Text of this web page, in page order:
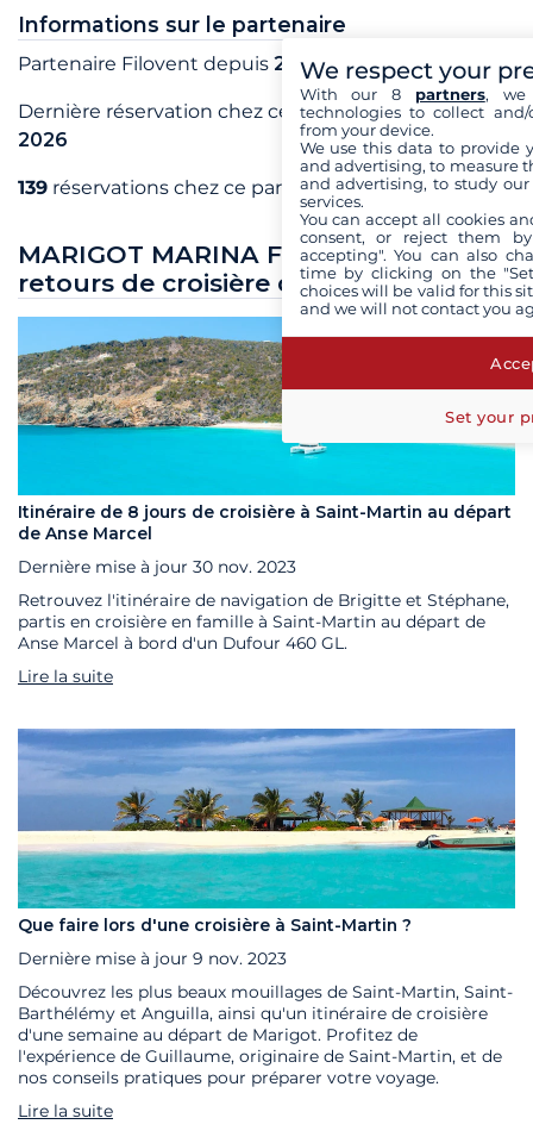
Informations sur le partenaire
Partenaire Filovent depuis 2019
Dernière réservation chez ce partenaire en mai
2026
139 réservations chez ce partenaire
MARIGOT MARINA FORT LOUIS : Les
retours de croisière de nos clients
Itinéraire de 8 jours de croisière à Saint-Martin au départ
de Anse Marcel
Dernière mise à jour 30 nov. 2023
Retrouvez l'itinéraire de navigation de Brigitte et Stéphane,
partis en croisière en famille à Saint-Martin au départ de
Anse Marcel à bord d'un Dufour 460 GL.
Lire la suite
Que faire lors d'une croisière à Saint-Martin ?
Dernière mise à jour 9 nov. 2023
Découvrez les plus beaux mouillages de Saint-Martin, Saint-
Barthélémy et Anguilla, ainsi qu'un itinéraire de croisière
d'une semaine au départ de Marigot. Profitez de
l'expérience de Guillaume, originaire de Saint-Martin, et de
nos conseils pratiques pour préparer votre voyage.
Lire la suite
We respect your
With our 8 partners, we
technologies to collect
from your device.
We use this data to provide
and advertising, to measure
and advertising, to study
services.
You can accept all cookies
consent, or reject them
accepting". You can also
time by clicking on the
choices will be valid for this
and we will not contact you
Set your